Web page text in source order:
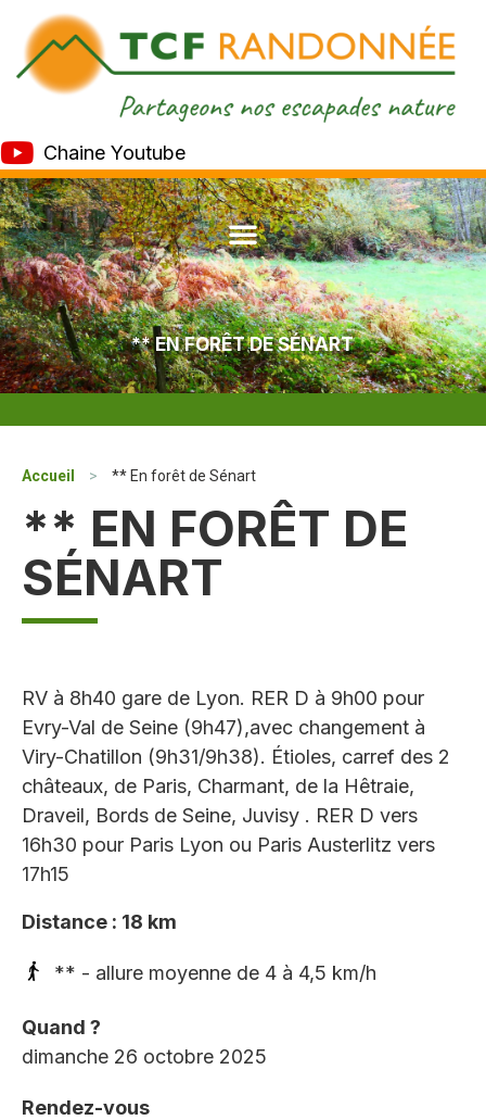
Chaine Youtube
** EN FORÊT DE SÉNART
Accueil > ** En forêt de Sénart
** EN FORÊT DE
SÉNART
RV à 8h40 gare de Lyon. RER D à 9h00 pour
Evry-Val de Seine (9h47),avec changement à
Viry-Chatillon (9h31/9h38). Étioles, carref des 2
châteaux, de Paris, Charmant, de la Hêtraie,
Draveil, Bords de Seine, Juvisy . RER D vers
16h30 pour Paris Lyon ou Paris Austerlitz vers
17h15
Distance : 18 km
** - allure moyenne de 4 à 4,5 km/h
Quand ?
dimanche 26 octobre 2025
Rendez-vous